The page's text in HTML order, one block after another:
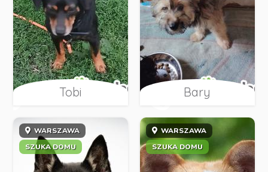
Tobi Bary
WARSZAWA
SZUKA DOMU
WARSZAWA
SZUKA DOMU